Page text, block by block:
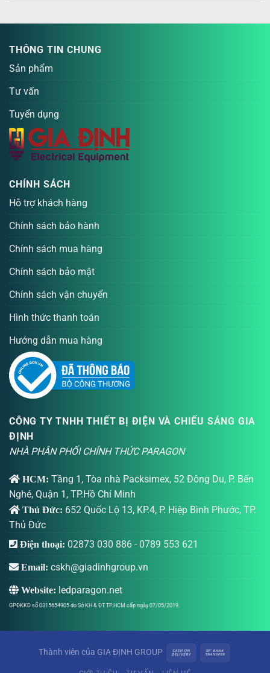
THÔNG TIN CHUNG
Sản phẩm
Tư vấn
Tuyển dụng
CHÍNH SÁCH
Hỗ trợ khách hàng
Chính sách bảo hành
Chính sách mua hàng
Chính sách bảo mật
Chính sách vận chuyển
Hình thức thanh toán
Hướng dẫn mua hàng
CÔNG TY TNHH THIẾT BỊ ĐIỆN VÀ CHIẾU SÁNG GIA
ĐỊNH
NHÀ PHÂN PHỐI CHÍNH THỨC PARAGON
HCM: Tầng 1, Tòa nhà Packsimex, 52 Đông Du, P. Bến
Nghé, Quận 1, TP.Hồ Chí Minh
Thủ Đức: 652 Quốc Lộ 13, KP.4, P. Hiệp Bình Phước, TP.
Thủ Đức
Điện thoại: 02873 030 886 - 0789 553 621
Email: cskh@giadinhgroup.vn
Website: ledparagon.net
GPĐKKD số 0315654905 do Sở KH & ĐT TP.HCM cấp ngày 07/05/2019.
Thành viên của GIA ĐỊNH GROUP